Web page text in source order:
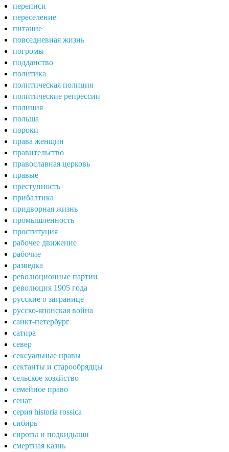
переписи
переселение
питание
повседневная жизнь
погромы
подданство
политика
политическая полиция
политические репрессии
полиция
польша
пороки
права женщин
правительство
православная церковь
правые
преступность
прибалтика
придворная жизнь
промышленность
проституция
рабочее движение
рабочие
разведка
революционные партии
революция 1905 года
русские о загранице
русско-японская война
санкт-петербург
сатира
север
сексуальные нравы
сектанты и старообрядцы
сельское хозяйство
семейное право
сенат
серия historia rossica
сибирь
сироты и подкидыши
смертная казнь